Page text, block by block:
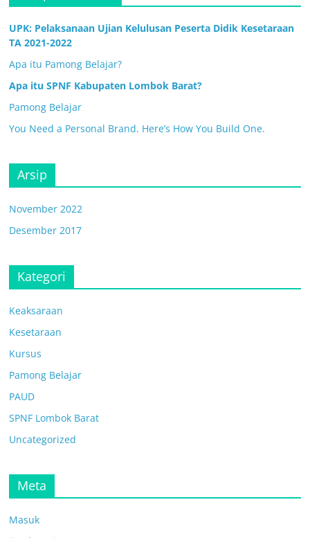
UPK: Pelaksanaan Ujian Kelulusan Peserta Didik Kesetaraan
TA 2021-2022
Apa itu Pamong Belajar?
Apa itu SPNF Kabupaten Lombok Barat?
Pamong Belajar
You Need a Personal Brand. Here’s How You Build One.
Arsip
November 2022
Desember 2017
Kategori
Keaksaraan
Kesetaraan
Kursus
Pamong Belajar
PAUD
SPNF Lombok Barat
Uncategorized
Meta
Masuk